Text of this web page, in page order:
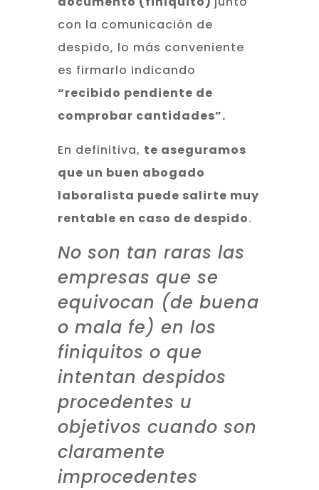
con la comunicación de
despido, lo más conveniente
es firmarlo indicando
“recibido pendiente de
comprobar cantidades”.
En definitiva, te aseguramos
que un buen abogado
laboralista puede salirte muy
rentable en caso de despido.
No son tan raras las
empresas que se
equivocan (de buena
o mala fe) en los
finiquitos o que
intentan despidos
procedentes u
objetivos cuando son
claramente
improcedentes